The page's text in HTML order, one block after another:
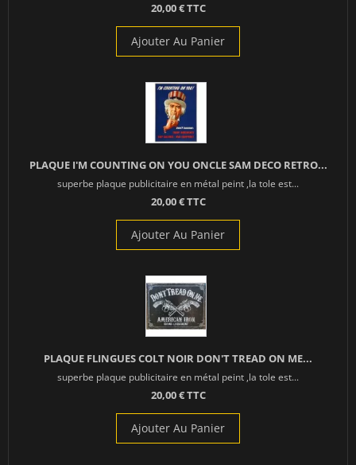
20,00 € TTC
Ajouter Au Panier
PLAQUE I'M COUNTING ON YOU ONCLE SAM DECO RETRO...
superbe plaque publicitaire en métal peint ,la tole est...
20,00 € TTC
Ajouter Au Panier
PLAQUE FLINGUES COLT NOIR DON'T TREAD ON ME...
superbe plaque publicitaire en métal peint ,la tole est...
20,00 € TTC
Ajouter Au Panier